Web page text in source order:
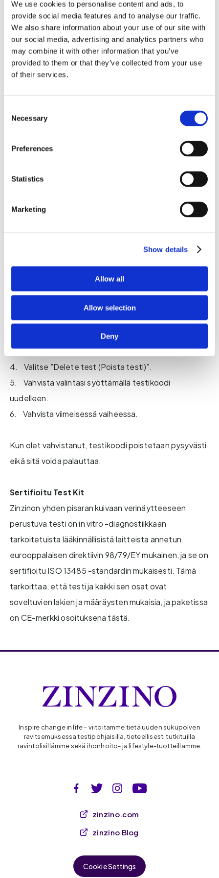
We use cookies to personalise content and ads, to
provide social media features and to analyse our traffic.
We also share information about your use of our site with
our social media, advertising and analytics partners who
may combine it with other information that you’ve
provided to them or that they’ve collected from your use
of their services.
Selection
Necessary
Preferences
Statistics
Marketing
Show details
Allow all
Allow selection
Deny
kemiallisia analyysejä tekevä sopimuslaboratorio, jolla
on 25 vuoden kokemus alalta. Se tarjoaa laadukkaita
kromatografisia analyysejä, jotka perustuvat
viimeisimpään tietoon ja teknologiaan. Veritesti
sisältää HbA1c Test -tunnuksen, jonka vain sinä näet.
zinzinotest.com, kun syötät HbA1c Test -tunnuksesi.
näe HbA1c-veritestiä, jos et ole täyttänyt kyselyä,
Jos et halua säilyttää enää testikoodia, voit poistaa
1. Kirjaudu sisään käyttämällä testikoodia, jonka
2. Avaa ”Katso testisi” -valikko.
3. Napsauta testikoodin näyttävän rivin oikealla
puolella olevaa pudotusnuolta.
4. Valitse ”Delete test (Poista testi)”.
5. Vahvista valintasi syöttämällä testikoodi
uudelleen.
6. Vahvista viimeisessä vaiheessa.
Kun olet vahvistanut, testikoodi poistetaan pysyvästi
eikä sitä voida palauttaa.
Sertifioitu Test Kit
Zinzinon yhden pisaran kuivaan verinäytteeseen
perustuva testi on in vitro -diagnostiikkaan
tarkoitetuista lääkinnällisistä laitteista annetun
eurooppalaisen direktiivin 98/79/EY mukainen, ja se on
sertifioitu ISO 13485 -standardin mukaisesti. Tämä
tarkoittaa, että testi ja kaikki sen osat ovat
soveltuvien lakien ja määräysten mukaisia, ja paketissa
on CE-merkki osoituksena tästä.
Inspire change in life – viitoitamme tietä uuden sukupolven
ravitsemuksessa testipohjaisilla, tieteellisesti tutkituilla
ravintolisillämme sekä ihonhoito- ja lifestyle-tuotteillamme.
zinzino.com
zinzino Blog
Cookie Settings